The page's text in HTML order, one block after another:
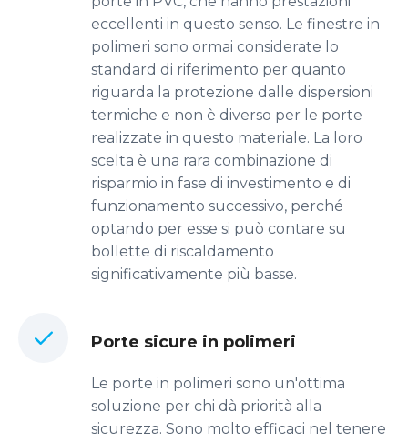
eccellenti in questo senso. Le finestre in
polimeri sono ormai considerate lo
standard di riferimento per quanto
riguarda la protezione dalle dispersioni
termiche e non è diverso per le porte
realizzate in questo materiale. La loro
scelta è una rara combinazione di
risparmio in fase di investimento e di
funzionamento successivo, perché
optando per esse si può contare su
bollette di riscaldamento
significativamente più basse.
Porte sicure in polimeri
Le porte in polimeri sono un'ottima
soluzione per chi dà priorità alla
sicurezza. Sono molto efficaci nel tenere